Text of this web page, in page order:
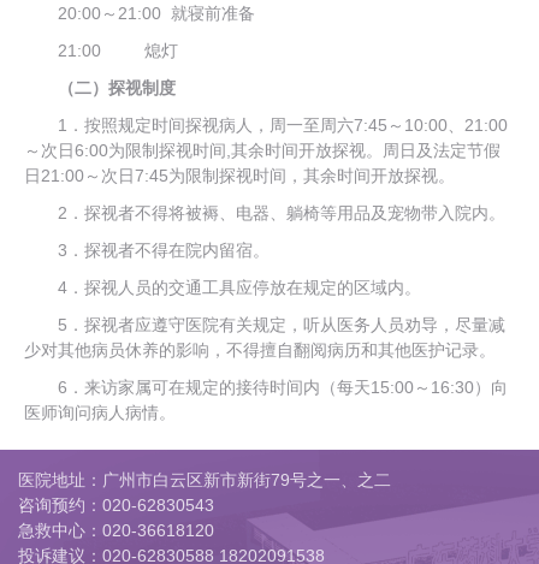
20:00～21:00 就寝前准备
21:00 熄灯
（二）探视制度
1．按照规定时间探视病人，周一至周六7:45～10:00、21:00
～次日6:00为限制探视时间,其余时间开放探视。周日及法定节假
日21:00～次日7:45为限制探视时间，其余时间开放探视。
2．探视者不得将被褥、电器、躺椅等用品及宠物带入院内。
3．探视者不得在院内留宿。
4．探视人员的交通工具应停放在规定的区域内。
5．探视者应遵守医院有关规定，听从医务人员劝导，尽量减
少对其他病员休养的影响，不得擅自翻阅病历和其他医护记录。
6．来访家属可在规定的接待时间内（每天15:00～16:30）向
医师询问病人病情。
医院地址：广州市白云区新市新街79号之一、之二
咨询预约： 020-62830543
急救中心： 020-36618120
投诉建议： 020-62830588 18202091538